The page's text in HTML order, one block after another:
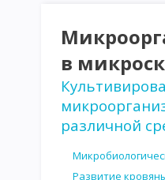
в
различной
Развитие